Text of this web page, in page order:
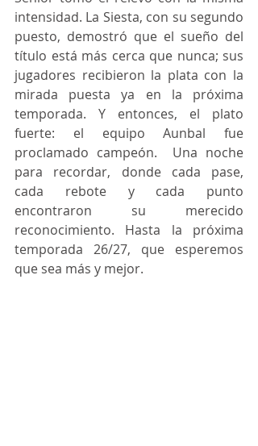
intensidad. La Siesta, con su segundo
puesto, demostró que el sueño del
título está más cerca que nunca; sus
jugadores recibieron la plata con la
mirada puesta ya en la próxima
temporada. Y entonces, el plato
fuerte: el equipo Aunbal fue
proclamado campeón.  Una noche
para recordar, donde cada pase,
cada rebote y cada punto
encontraron su merecido
reconocimiento. Hasta la próxima
temporada 26/27, que esperemos
que sea más y mejor.